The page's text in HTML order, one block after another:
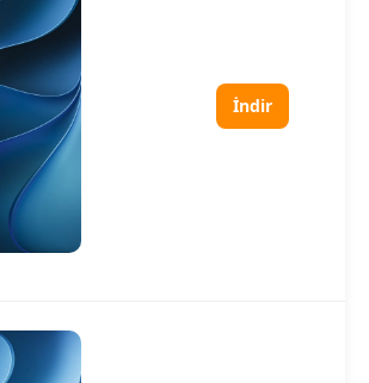
İndir